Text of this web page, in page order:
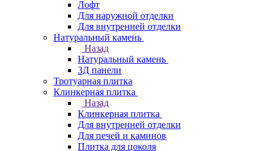
Лофт
Для наружной отделки
Для внутренней отделки
Натуральный камень
Назад
Натуральный камень
3Д панели
Тротуарная плитка
Клинкерная плитка
Назад
Клинкерная плитка
Для внутренней отделки
Для печей и каминов
Плитка для цоколя